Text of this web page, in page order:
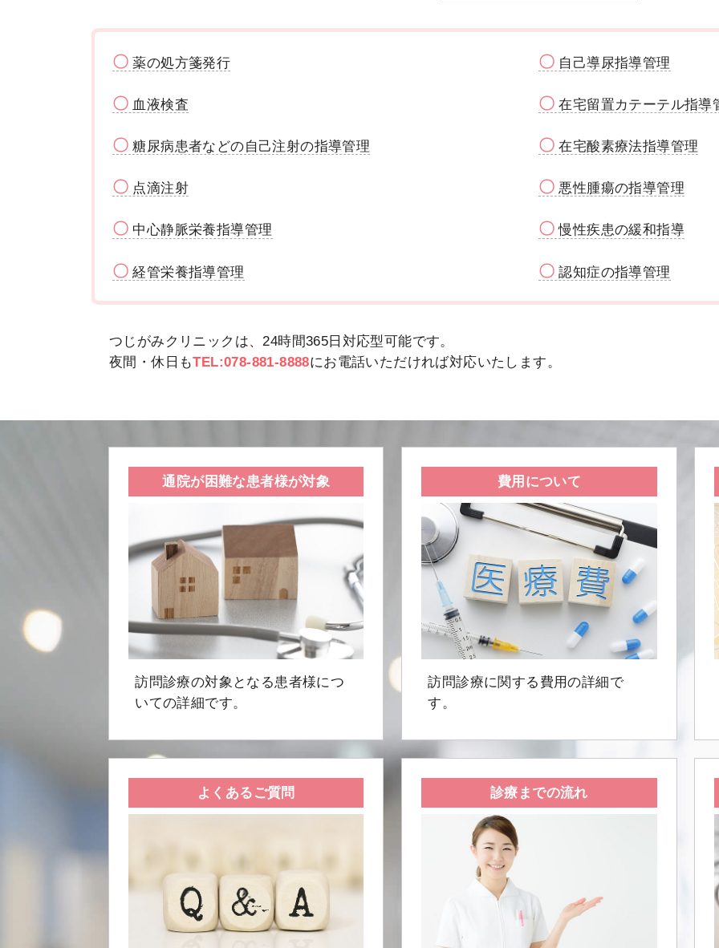
〇 薬の処方箋発行 〇 自己導尿指導管理
〇 血液検査 〇 在宅留置カテーテル指導
〇 糖尿病患者などの自己注射の指導管理 〇 在宅酸素療法指導管理
〇 点滴注射 〇 悪性腫瘍の指導管理
〇 中心静脈栄養指導管理 〇 慢性疾患の緩和指導
〇 経管栄養指導管理 〇 認知症の指導管理
つじがみクリニックは、24時間365日対応型可能です。
夜間・休日もTEL:078-881-8888にお電話いただければ対応いたします。
通院が困難な患者様が対象
訪問診療の対象となる患者様につ
いての詳細です。
費用について
訪問診療に関する費用の詳細で
す。
よくあるご質問 診療までの流れ